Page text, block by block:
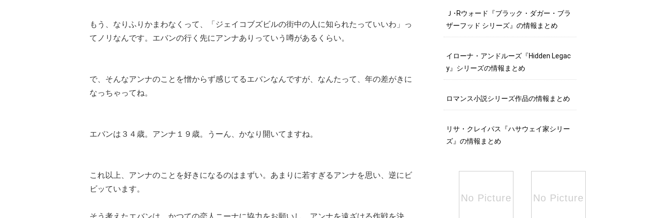
もう、なりふりかまわなくって、「ジェイコブズビルの街中の人に知られたっていいわ」っ
てノリなんです。エバンの行く先にアンナありっていう噂があるくらい。
で、そんなアンナのことを憎からず感じてるエバンなんですが、なんたって、年の差がきに
なっちゃってね。
エバンは３４歳。アンナ１９歳。うーん、かなり開いてますね。
これ以上、アンナのことを好きになるのはまずい。あまりに若すぎるアンナを思い、逆にビ
ビッています。
Ｊ･Rウォード『ブラック・ダガー・ブラ
ザーフッド シリーズ』の情報まとめ
イローナ・アンドルーズ『Hidden Legac
y』シリーズの情報まとめ
ロマンス小説シリーズ作品の情報まとめ
リサ・クレイパス『ハサウェイ家シリー
ズ』の情報まとめ